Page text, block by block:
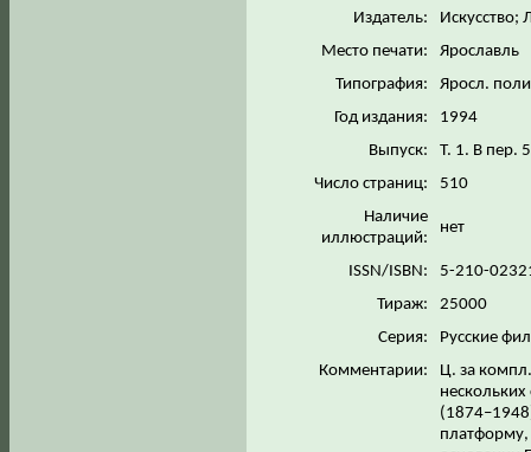
Издатель:
Искусство;
Место печати:
Ярославль
Типография:
Яросл.
Год издания:
1994
Выпуск:
Т. 1. В пер.
Число страниц:
510
Наличие
иллюстраций:
нет
ISSN/ISBN:
5-210-
Тираж:
25000
Серия:
Русские
Комментарии:
Ц. за
платформу,